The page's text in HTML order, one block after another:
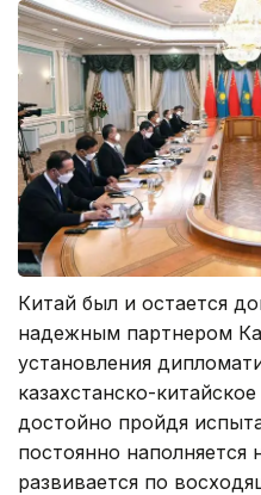
Китай был и остается
надежным партнером
установления
казахстанско-
достойно пройдя
постоянно
развивается по